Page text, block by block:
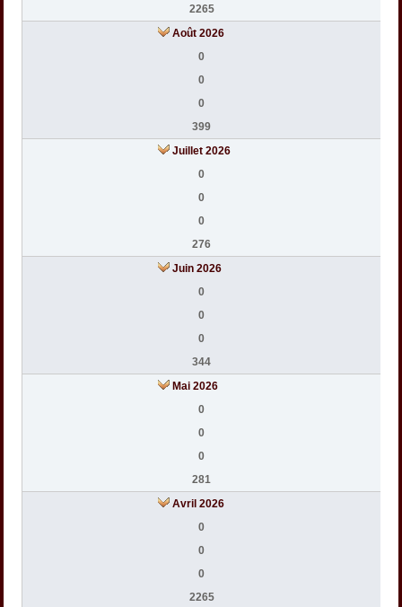
2265
Août 2026
0
0
0
399
Juillet 2026
0
0
0
276
Juin 2026
0
0
0
344
Mai 2026
0
0
0
281
Avril 2026
0
0
0
2265